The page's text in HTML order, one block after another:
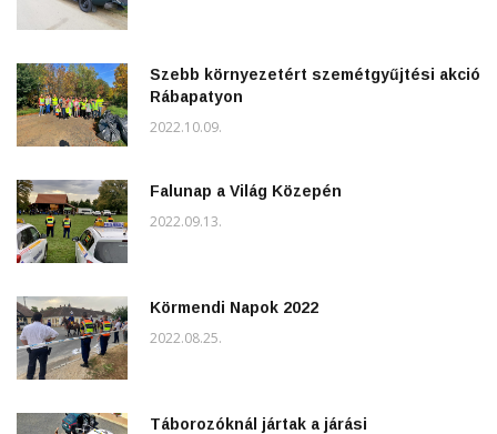
Szebb környezetért szemétgyűjtési akció
Rábapatyon
2022.10.09.
Falunap a Világ Közepén
2022.09.13.
Körmendi Napok 2022
2022.08.25.
Táborozóknál jártak a járási